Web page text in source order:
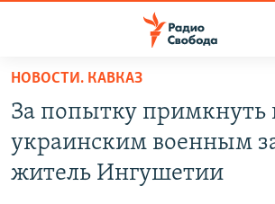
упрощенного
доступа
основному
АВТОРСКИЕ ПРОЕКТЫ
НОВОСТИ. КАВКАЗ
За попытку примкнуть
украинским военным
житель Ингушетии